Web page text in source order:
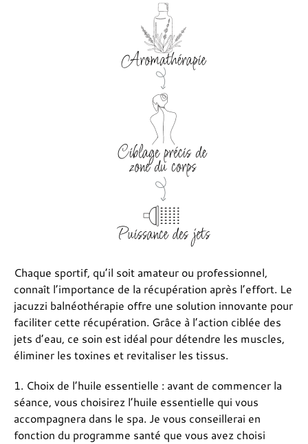
Chaque sportif, qu’il soit amateur ou professionnel,
connaît l’importance de la récupération après l’effort. Le
jacuzzi balnéothérapie offre une solution innovante pour
faciliter cette récupération. Grâce à l’action ciblée des
jets d’eau, ce soin est idéal pour détendre les muscles,
éliminer les toxines et revitaliser les tissus.
1. Choix de l’huile essentielle : avant de commencer la
séance, vous choisirez l’huile essentielle qui vous
accompagnera dans le spa. Je vous conseillerai en
fonction du programme santé que vous avez choisi